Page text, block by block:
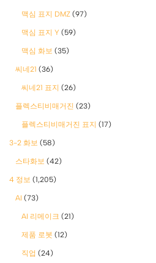
맥심 표지 DMZ (97)
맥심 표지 Y (59)
맥심 화보 (35)
씨네21 (36)
씨네21 표지 (26)
플렉스티비매거진 (23)
플렉스티비매거진 표지 (17)
3-2 화보 (58)
스타화보 (42)
4 정보 (1,205)
AI (73)
AI 리메이크 (21)
제품 로봇 (12)
직업 (24)